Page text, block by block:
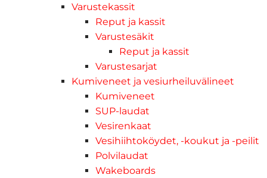
Varustekassit
Reput ja kassit
Varustesäkit
Reput ja kassit
Varustesarjat
Kumiveneet ja vesiurheiluvälineet
Kumiveneet
SUP-laudat
Vesirenkaat
Vesihiihtoköydet, -koukut ja -peilit
Polvilaudat
Wakeboards